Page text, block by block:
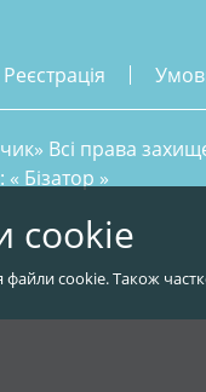
реєстрація
Всі права
« Бізатор »
cookie
cookie. Також